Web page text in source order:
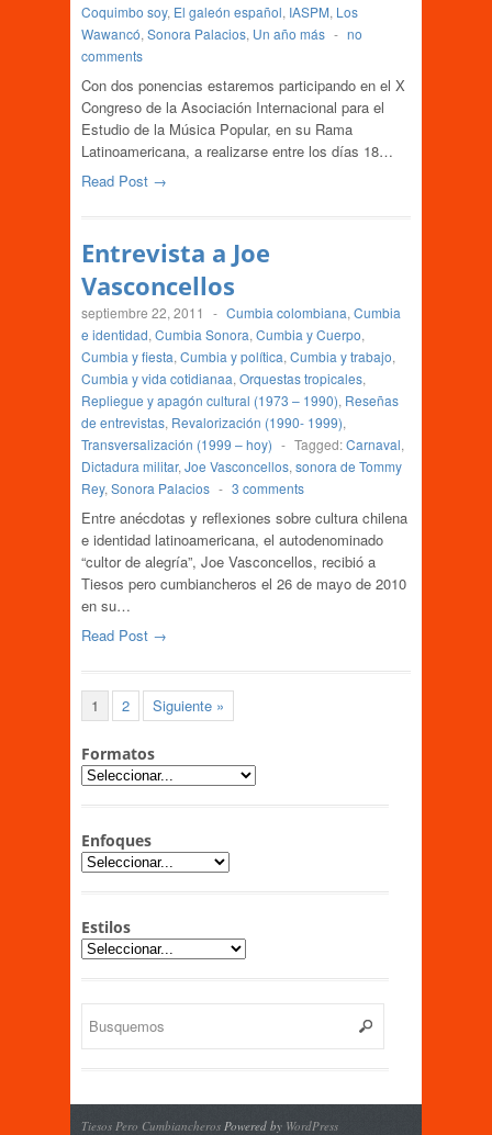
Coquimbo soy, El galeón español, IASPM, Los
Wawancó, Sonora Palacios, Un año más - no
comments
Con dos ponencias estaremos participando en el X
Congreso de la Asociación Internacional para el
Estudio de la Música Popular, en su Rama
Latinoamericana, a realizarse entre los días 18…
Read Post →
Entrevista a Joe
Vasconcellos
septiembre 22, 2011 - Cumbia colombiana, Cumbia
e identidad, Cumbia Sonora, Cumbia y Cuerpo,
Cumbia y fiesta, Cumbia y política, Cumbia y trabajo,
Cumbia y vida cotidianaa, Orquestas tropicales,
Repliegue y apagón cultural (1973 – 1990), Reseñas
de entrevistas, Revalorización (1990- 1999),
Transversalización (1999 – hoy) - Tagged:Carnaval,
Dictadura militar, Joe Vasconcellos, sonora de Tommy
Rey, Sonora Palacios - 3 comments
Entre anécdotas y reflexiones sobre cultura chilena
e identidad latinoamericana, el autodenominado
“cultor de alegría”, Joe Vasconcellos, recibió a
Tiesos pero cumbiancheros el 26 de mayo de 2010
en su…
Read Post →
1 2 Siguiente »
Formatos
Enfoques
Estilos
Tiesos Pero Cumbiancheros Powered by WordPress